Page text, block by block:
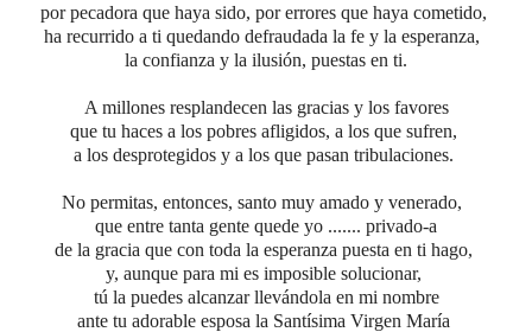
por pecadora que haya sido, por errores que haya cometido,
ha recurrido a ti quedando defraudada la fe y la esperanza,
la confianza y la ilusión, puestas en ti.
A millones resplandecen las gracias y los favores
que tu haces a los pobres afligidos, a los que sufren,
a los desprotegidos y a los que pasan tribulaciones.
No permitas, entonces, santo muy amado y venerado,
que entre tanta gente quede yo ....... privado-a
de la gracia que con toda la esperanza puesta en ti hago,
y, aunque para mi es imposible solucionar,
tú la puedes alcanzar llevándola en mi nombre
ante tu adorable esposa la Santísima Virgen María